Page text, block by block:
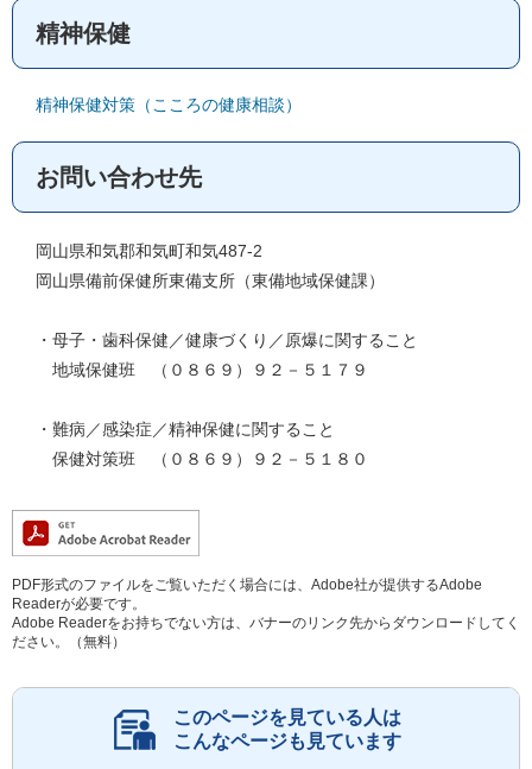
精神保健
精神保健対策（こころの健康相談）
お問い合わせ先
岡山県和気郡和気町和気487-2
岡山県備前保健所東備支所（東備地域保健課）
・母子・歯科保健／健康づくり／原爆に関すること
地域保健班 （０８６９）９２－５１７９
・難病／感染症／精神保健に関すること
保健対策班 （０８６９）９２－５１８０
PDF形式のファイルをご覧いただく場合には、Adobe社が提供するAdobe
Readerが必要です。
Adobe Readerをお持ちでない方は、バナーのリンク先からダウンロードしてく
ださい。（無料）
このページを見ている人は
こんなページも見ています